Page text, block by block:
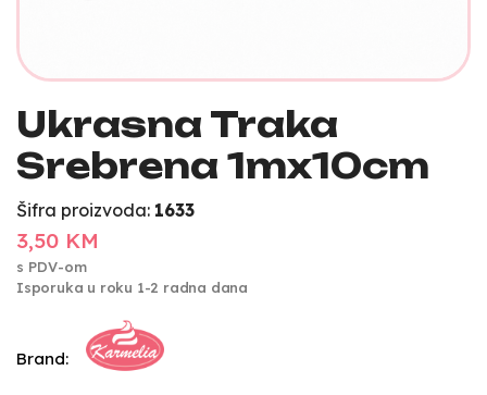
Ukrasna Traka
Srebrena 1mx10cm
Šifra proizvoda: 1633
3,50 KM
s PDV-om
Isporuka u roku 1-2 radna dana
Brand: